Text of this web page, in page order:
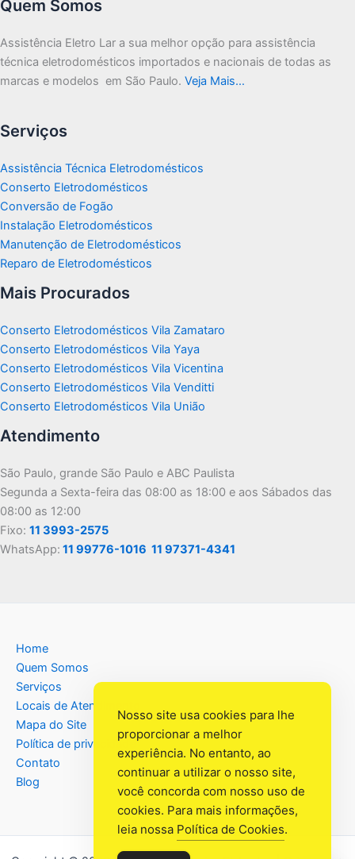
Quem Somos
Assistência Eletro Lar a sua melhor opção para assistência
técnica eletrodomésticos importados e nacionais de todas as
marcas e modelos em São Paulo. Veja Mais…
Serviços
Assistência Técnica Eletrodomésticos
Conserto Eletrodomésticos
Conversão de Fogão
Instalação Eletrodomésticos
Manutenção de Eletrodomésticos
Reparo de Eletrodomésticos
Mais Procurados
Conserto Eletrodomésticos Vila Zamataro
Conserto Eletrodomésticos Vila Yaya
Conserto Eletrodomésticos Vila Vicentina
Conserto Eletrodomésticos Vila Venditti
Conserto Eletrodomésticos Vila União
Atendimento
São Paulo, grande São Paulo e ABC Paulista
Segunda a Sexta-feira das 08:00 as 18:00 e aos Sábados das
08:00 as 12:00
Fixo: 11 3993-2575
WhatsApp: 11 99776-1016 11 97371-4341
Home
Quem Somos
Serviços
Locais de Atendimento
Mapa do Site
Política de privacidade
Contato
Blog
Nosso site usa cookies para lhe
proporcionar a melhor
experiência. No entanto, ao
continuar a utilizar o nosso site,
você concorda com nosso uso de
cookies. Para mais informações,
leia nossa Política de Cookies.